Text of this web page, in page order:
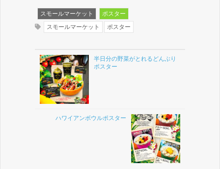
スモールマーケット
ポスター
スモールマーケット
ポスター
半日分の野菜がとれるどんぶり
ポスター
ハワイアンボウルポスター